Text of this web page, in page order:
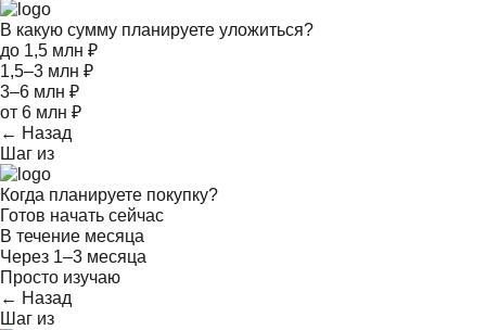
В какую сумму планируете уложиться?
до 1,5 млн ₽
1,5–3 млн ₽
3–6 млн ₽
от 6 млн ₽
← Назад
Шаг из
Когда планируете покупку?
Готов начать сейчас
В течение месяца
Через 1–3 месяца
Просто изучаю
← Назад
Шаг из